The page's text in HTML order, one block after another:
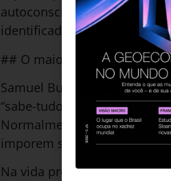
autoconsciência.
identificados e consigamos
## O maior erro da carreira
Samuel Butler afirmou:
“sabe-tudo” são difíceis de
Normalmente são pessoas
imporem suas opiniões
Na vida profissional este